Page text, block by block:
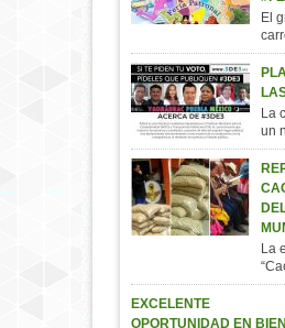
El
La
un
La
EXCELENTE
OPORTUNIDAD EN